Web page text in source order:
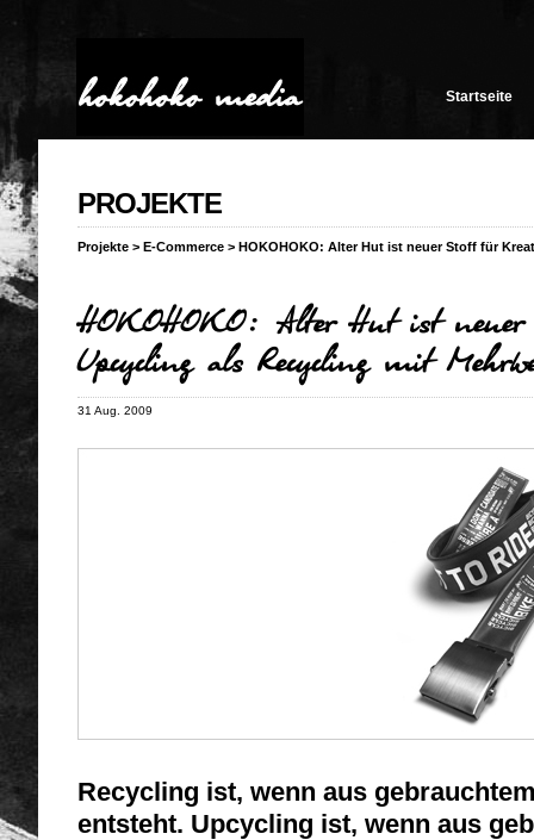
Startseite
PROJEKTE
Projekte > E-Commerce > HOKOHOKO: Alter Hut ist neuer Stoff für
HOKOHOKO: Alter Hut ist
Upcycling als Recycling mit
31 Aug. 2009
Recycling ist, wenn aus
entsteht. Upcycling ist, wenn aus